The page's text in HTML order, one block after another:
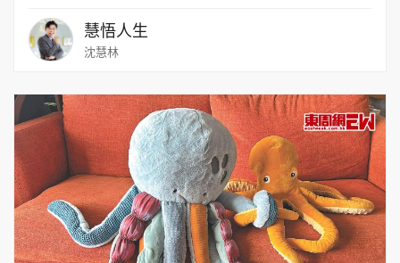
慧悟人生
沈慧林